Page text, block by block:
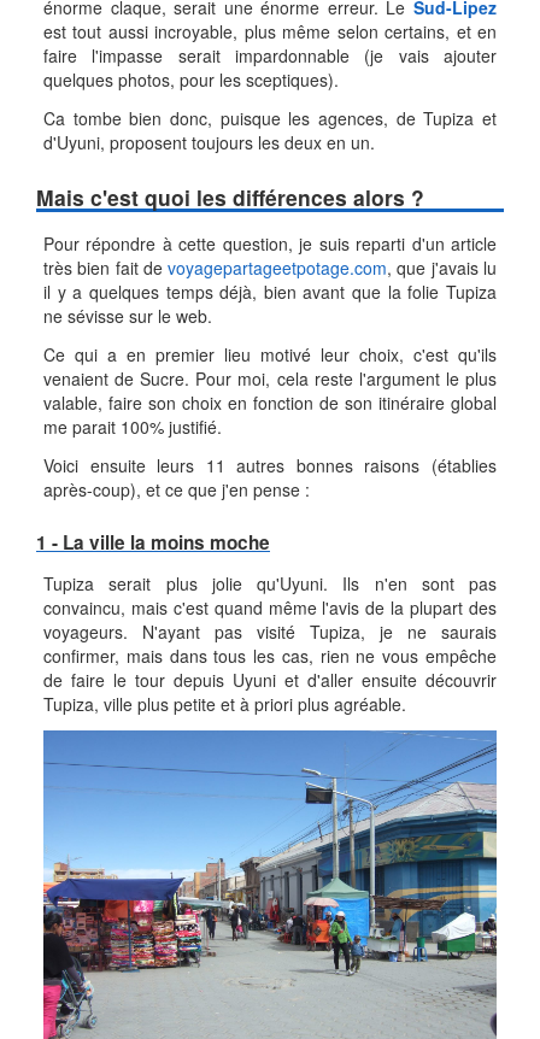
énorme claque, serait une énorme erreur. Le Sud-Lipez
est tout aussi incroyable, plus même selon certains, et en
faire l'impasse serait impardonnable (je vais ajouter
quelques photos, pour les sceptiques).
Ca tombe bien donc, puisque les agences, de Tupiza et
d'Uyuni, proposent toujours les deux en un.
Mais c'est quoi les différences alors ?
Pour répondre à cette question, je suis reparti d'un article
très bien fait devoyagepartageetpotage.com, que j'avais lu
il y a quelques temps déjà, bien avant que la folie Tupiza
ne sévisse sur le web.
Ce qui a en premier lieu motivé leur choix, c'est qu'ils
venaient de Sucre. Pour moi, cela reste l'argument le plus
valable, faire son choix en fonction de son itinéraire global
me parait 100% justifié.
Voici ensuite leurs 11 autres bonnes raisons (établies
après-coup), et ce que j'en pense :
1 - La ville la moins moche
Tupiza serait plus jolie qu'Uyuni. Ils n'en sont pas
convaincu, mais c'est quand même l'avis de la plupart des
voyageurs. N'ayant pas visité Tupiza, je ne saurais
confirmer, mais dans tous les cas, rien ne vous empêche
de faire le tour depuis Uyuni et d'aller ensuite découvrir
Tupiza, ville plus petite et à priori plus agréable.